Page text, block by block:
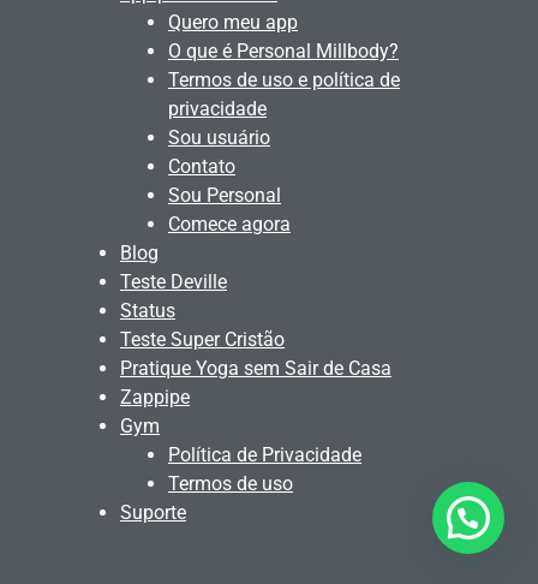
Quero meu app
O que é Personal Millbody?
Termos de uso e política de
privacidade
Sou usuário
Contato
Sou Personal
Comece agora
Blog
Teste Deville
Status
Teste Super Cristão
Pratique Yoga sem Sair de Casa
Zappipe
Gym
Política de Privacidade
Termos de uso
Suporte